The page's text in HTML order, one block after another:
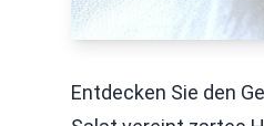
Entdecken Sie den